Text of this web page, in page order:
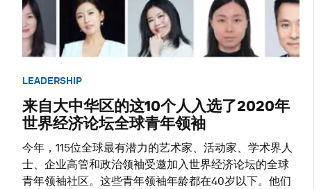
LEADERSHIP
来自大中华区的这10个人入选了2020年
世界经济论坛全球青年领袖
今年，115位全球最有潜力的艺术家、活动家、学术界人
士、企业高管和政治领袖受邀加入世界经济论坛的全球
青年领袖社区。这些青年领袖年龄都在40岁以下。他们